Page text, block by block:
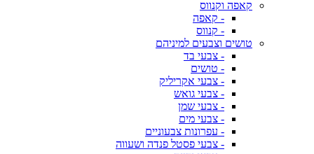
קאפה וקנווס
- קאפה
- קנווס
טושים וצבעים למיניהם
- צבעי בד
- טושים
- צבעי אקריליק
- צבעי גואש
- צבעי שמן
- צבעי מים
- עפרונות צבעוניים
- צבעי פסטל פנדה ושעווה